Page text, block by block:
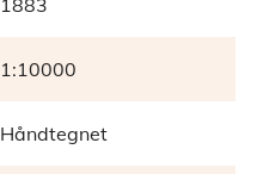
1:10000
Håndtegnet